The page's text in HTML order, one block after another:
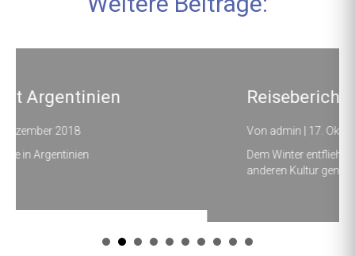
Reisebericht Abu Dhabi
Von
Dem Winter entfliehen und die Sonne in einer